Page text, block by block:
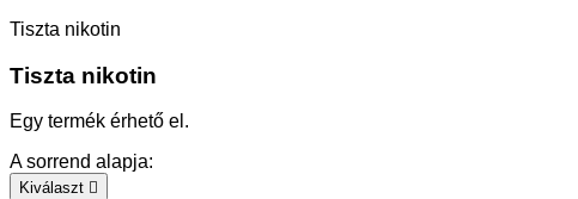
Tiszta nikotin
Tiszta nikotin
Egy termék érhető el.
A sorrend alapja:
Kiválaszt 